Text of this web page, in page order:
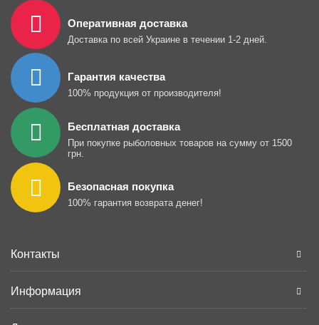
Оперативная доставка
Доставка по всей Украине в течении 1-2 дней.
Гарантия качества
100% продукция от производителя!
Бесплатная доставка
При покупке рыболовных товаров на сумму от 1500
грн.
Безопасная покупка
100% гарантия возврата денег!
Контакты
Информация